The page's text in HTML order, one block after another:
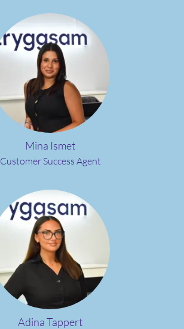
Mina Ismet
Customer Success Agent
Adina Tappert